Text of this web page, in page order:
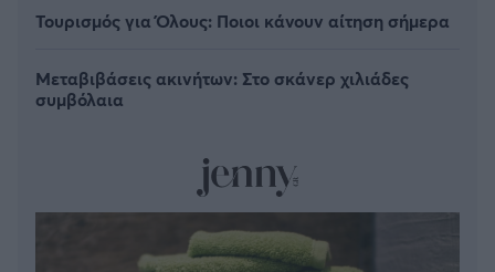
Τουρισμός για Όλους: Ποιοι κάνουν αίτηση σήμερα
Μεταβιβάσεις ακινήτων: Στο σκάνερ χιλιάδες
συμβόλαια